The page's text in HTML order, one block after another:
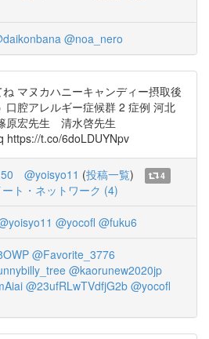
@noa_nero
マヌカハニーキャンディー摂取後
口腔アレルギー症候群 2 症例 河北
宏先生 清水啓先生
https://t.co/6doLDUYNpv
@yoisyo11 (投稿一覧)
4
ート・ネットワーク (4)
@yocofl @fuku6
@Favorite_3776
@kaorunew2020jp
@23ufRLwTVdfjG2b @yocofl